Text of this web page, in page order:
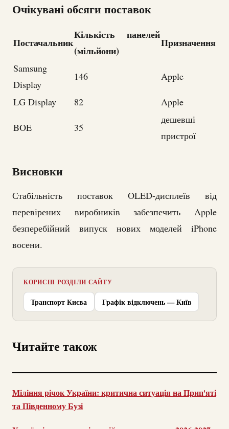
Очікувані обсяги поставок
Постачальник
Кількість панелей
(мільйони)
Призначення
Samsung
Display
146 Apple
LG Display 82 Apple
BOE 35
дешевші
пристрої
Висновки
Стабільність поставок OLED-дисплеїв від
перевірених виробників забезпечить Apple
безперебійний випуск нових моделей iPhone
восени.
КОРИСНІ РОЗДІЛИ САЙТУ
Транспорт Києва Графік відключень — Київ
Читайте також
Міління річок України: критична ситуація на Прип'яті
та Південному Бузі